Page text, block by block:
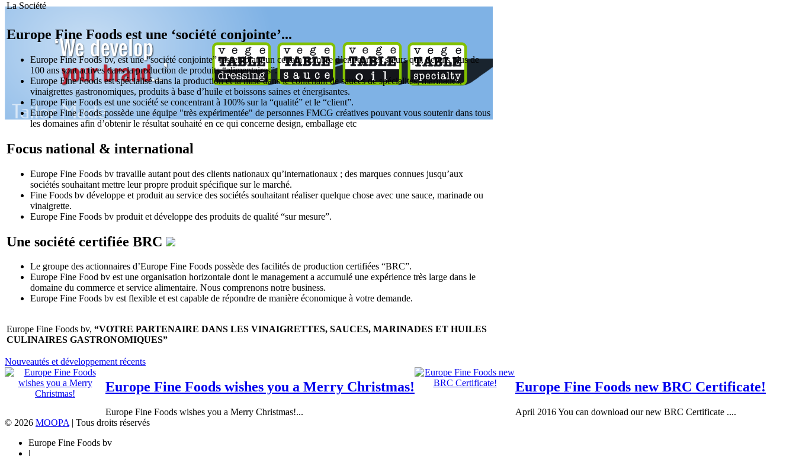
La Société
Europe Fine Foods est une ‘société conjointe’...
Europe Fine Foods bv, est une “société conjointe” rassemblant un certain nombre d’entreprises sœurs qui, depuis plus de
100 ans sont actives dans la production de produits “alimentaires”.
Europe Fine Foods est spécialisé dans la production et la mise dans le contenant de sauces de spécialités, marinades,
vinaigrettes gastronomiques, produits à base d’huile et boissons saines et énergisantes.
Europe Fine Foods est une société se concentrant à 100% sur la “qualité” et le “client”.
Europe Fine Foods possède une équipe "très expérimentée" de personnes FMCG créatives pouvant vous soutenir dans tous
les domaines afin d’obtenir le résultat souhaité en ce qui concerne design, emballage etc
Focus national & international
Europe Fine Foods bv travaille autant pout des clients nationaux qu’internationaux ; des marques connues jusqu’aux
sociétés souhaitant mettre leur propre produit spécifique sur le marché.
Fine Foods bv développe et produit au service des sociétés souhaitant réaliser quelque chose avec une sauce, marinade ou
vinaigrette.
Europe Fine Foods bv produit et développe des produits de qualité “sur mesure”.
Une société certifiée BRC
Le groupe des actionnaires d’Europe Fine Foods possède des facilités de production certifiées “BRC”.
Europe Fine Food bv est une organisation horizontale dont le management a accumulé une expérience très large dans le
domaine du commerce et service alimentaire. Nous comprenons notre business.
Europe Fine Foods bv est flexible et est capable de répondre de manière économique à votre demande.
Europe Fine Foods bv, “VOTRE PARTENAIRE DANS LES VINAIGRETTES, SAUCES, MARINADES ET HUILES
CULINAIRES GASTRONOMIQUES”
Nouveautés et développement récents
Europe Fine Foods wishes you a Merry Christmas!
Europe Fine Foods wishes you a Merry Christmas!...
Europe Fine Foods new BRC Certificate!
April 2016 You can download our new BRC Certificate ....
© 2026 MOOPA | Tous droits réservés
Europe Fine Foods bv
|